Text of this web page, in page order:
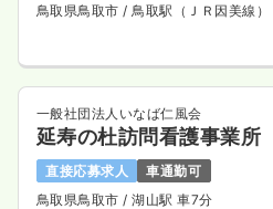
鳥取県鳥取市 / 鳥取駅（ＪＲ因美線）
一般社団法人いなば仁風会
延寿の杜訪問看護事業所
直接応募求人
車通勤可
鳥取県鳥取市 / 湖山駅 車7分